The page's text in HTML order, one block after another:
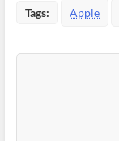
Tags: Apple